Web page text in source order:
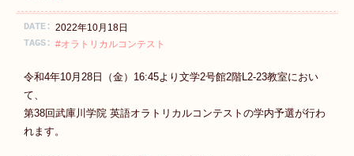
DATE: 2022年10月18日
TAGS: #オラトリカルコンテスト
令和4年10月28日（金）16:45より文学2号館2階L2-23教室におい
て、
第38回武庫川学院 英語オラトリカルコンテストの学内予選が行わ
れます。